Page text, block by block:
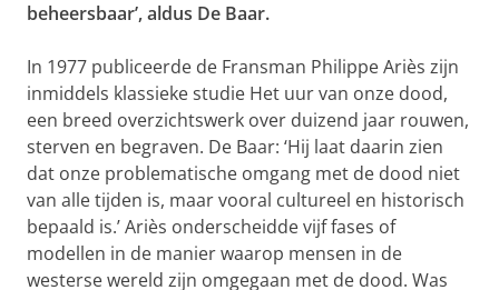
beheersbaar’, aldus De Baar.
In 1977 publiceerde de Fransman Philippe Ariès zijn
inmiddels klassieke studie Het uur van onze dood,
een breed overzichtswerk over duizend jaar rouwen,
sterven en begraven. De Baar: ‘Hij laat daarin zien
dat onze problematische omgang met de dood niet
van alle tijden is, maar vooral cultureel en historisch
bepaald is.’ Ariès onderscheidde vijf fases of
modellen in de manier waarop mensen in de
westerse wereld zijn omgegaan met de dood. Was